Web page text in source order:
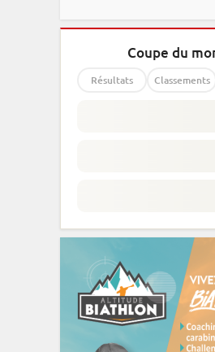
Coupe du
Résultats Classements